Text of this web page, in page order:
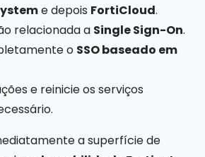
e depois FortiCloud.
relacionada a Single Sign-On.
o SSO baseado em
e reinicie os serviços
a superfície de